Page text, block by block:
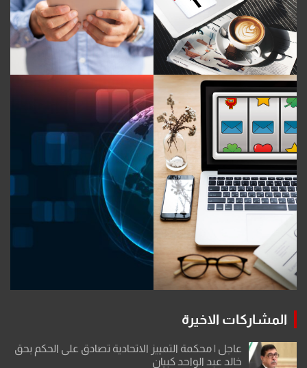
المشاركات الاخيرة
عاجل | محكمة التمييز الاتحادية تصادق على الحكم بحق
خالد عبد الواحد كبيان